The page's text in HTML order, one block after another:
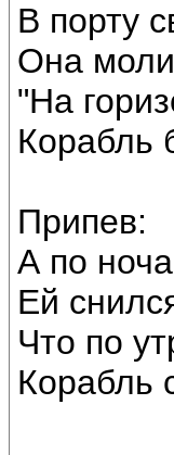
В порту
Она
"На
Корабль
Припев:
А по
Ей
Что по
Корабль